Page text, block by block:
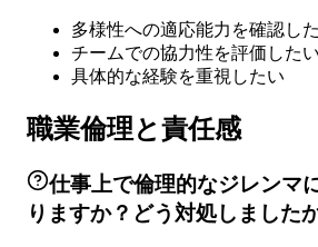
多様性への適応能力を確認し
チームでの協力性を評価したい
具体的な経験を重視したい
職業倫理と責任感
仕事上で倫理的なジレンマ
りますか？どう対処しました